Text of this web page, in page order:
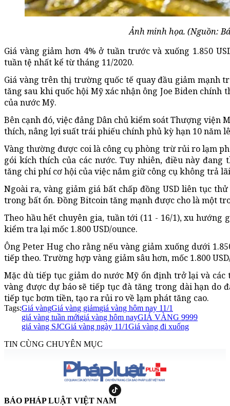
Ảnh minh họa. (Nguồn:
Giá vàng giảm hơn 4% ở tuần trước và xuống 1.850
tuần tệ nhất kể từ tháng 11/2020.
Giá vàng trên thị trường quốc tế quay đầu giảm mạnh
tăng sau khi quốc hội Mỹ xác nhận ông Joe Biden
của nước Mỹ.
Bên cạnh đó, việc đảng Dân chủ kiểm soát Thượng viện
thích, nâng lợi suất trái phiếu chính phủ kỳ hạn 10 năm
Vàng thường được coi là công cụ phòng trừ rủi ro lạm
gói kích thích của các nước. Tuy nhiên, điều này
tăng chi phí cơ hội của việc nắm giữ công cụ không trả
Ngoài ra, vàng giảm giá bất chấp đồng USD liên tục
trong bất ổn. Đồng Bitcoin tăng mạnh được cho là một
Theo hầu hết chuyên gia, tuần tới (11 - 16/1), xu hướng
kiểm tra lại mốc 1.800 USD/ounce.
Ông Peter Hug cho rằng nếu vàng giảm xuống dưới
tiếp theo. Trường hợp vàng giảm sâu hơn, mốc 1.800
Mặc dù tiếp tục giảm do nước Mỹ ổn định trở lại và
vàng được dự báo sẽ tiếp tục đà tăng trong dài hạn do
tiếp tục bơm tiền, tạo ra rủi ro về lạm phát tăng cao.
Tags:Giá vàngGiá vàng giảmgiá vàng hôm nay 11/1
giá vàng tuần mớigiá vàng hôm nayGIÁ VÀNG 9999
giá vàng SJCGiá vàng ngày 11/1Giá vàng đi xuống
TIN CÙNG CHUYÊN MỤC
BÁO PHÁP LUẬT VIỆT NAM